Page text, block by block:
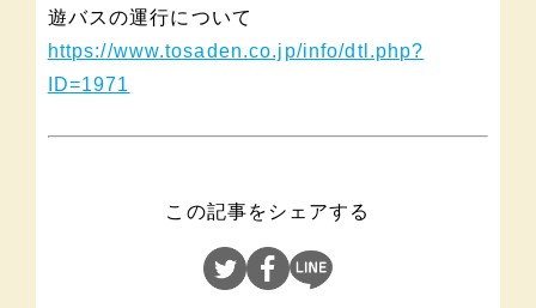
遊バスの運行について
https://www.tosaden.co.jp/info/dtl.php?
ID=1971
この記事をシェアする